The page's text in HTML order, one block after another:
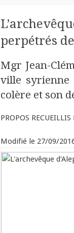
perpétrés
Mgr Jean-
ville syrienne
colère et son
PROPOS RECUEILLIS
Modifié le 27/09/